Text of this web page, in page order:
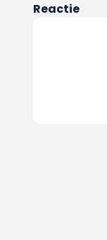
Reactie